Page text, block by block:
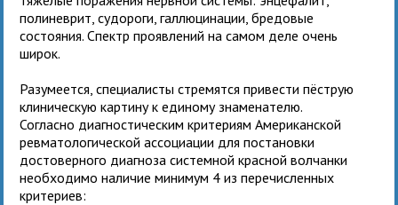
полиневрит, судороги, галлюцинации, бредовые
состояния. Спектр проявлений на самом деле очень
широк.
Разумеется, специалисты стремятся привести пёструю
клиническую картину к единому знаменателю.
Согласно диагностическим критериям Американской
ревматологической ассоциации для постановки
достоверного диагноза системной красной волчанки
необходимо наличие минимум 4 из перечисленных
критериев: